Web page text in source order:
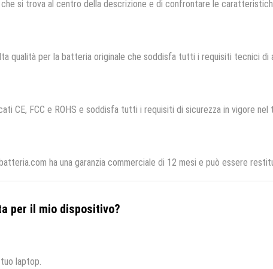
si trova al centro della descrizione e di confrontare le
qualità per la batteria originale che soddisfa tutti i requisiti tecnici di
CE, FCC e ROHS e soddisfa tutti i requisiti di sicurezza in vigore
ha una garanzia commerciale di 12 mesi e può essere
per il mio dispositivo?
laptop.